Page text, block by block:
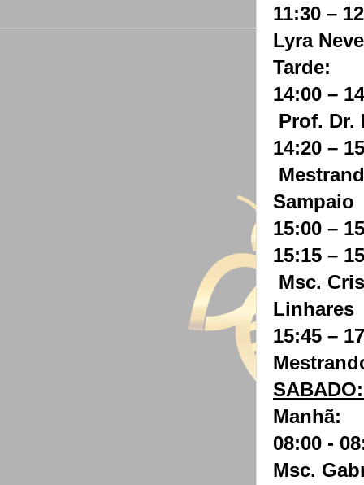
11:30 –
Lyra
Tarde:
14:00 –
Prof. Dr.
14:20 –
Sampaio
15:00 –
15:15 –
Msc.
Linhares
15:45 –
Manhã:
08:00 -
Msc.